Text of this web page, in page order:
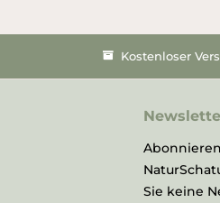
Kostenloser
Sie keine